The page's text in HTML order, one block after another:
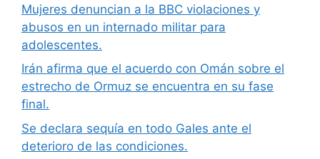
Mujeres denuncian a la BBC violaciones y
abusos en un internado militar para
adolescentes.
Irán afirma que el acuerdo con Omán sobre el
estrecho de Ormuz se encuentra en su fase
final.
Se declara sequía en todo Gales ante el
deterioro de las condiciones.